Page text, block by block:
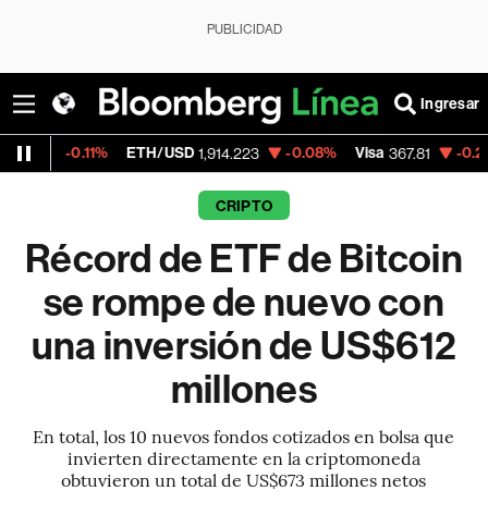
PUBLICIDAD
Ingresar
ETH/USD 1,914.223 -0.08% Visa 367.81 -0.20%
CRIPTO
Récord de ETF de Bitcoin
se rompe de nuevo con
una inversión de US$612
millones
En total, los 10 nuevos fondos cotizados en bolsa que
invierten directamente en la criptomoneda
obtuvieron un total de US$673 millones netos